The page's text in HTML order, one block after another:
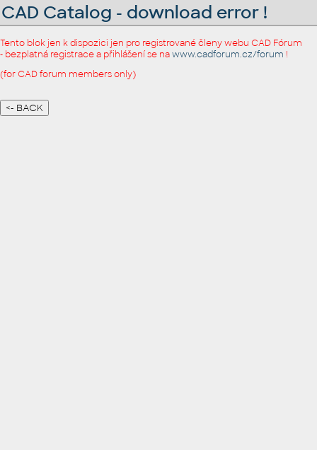
CAD Catalog - download error !
Tento blok jen k dispozici jen pro registrované členy webu CAD Fórum
- bezplatná registrace a přihlášení se nawww.cadforum.cz/forum !
(for CAD forum members only)